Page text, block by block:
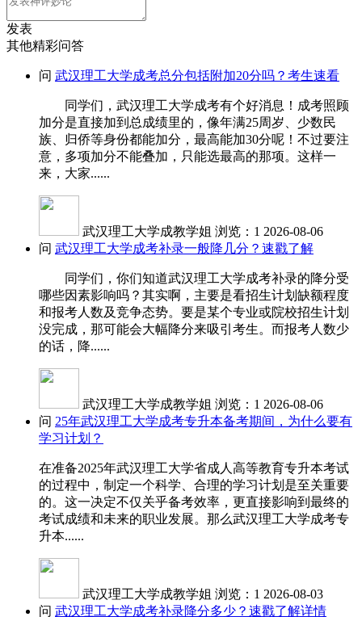
发表
其他精彩问答
问 武汉理工大学成考总分包括附加20分吗？考生速看
同学们，武汉理工大学成考有个好消息！成考照顾
加分是直接加到总成绩里的，像年满25周岁、少数民
族、归侨等身份都能加分，最高能加30分呢！不过要注
意，多项加分不能叠加，只能选最高的那项。这样一
来，大家......
武汉理工大学成教学姐 浏览：1 2026-08-06
问 武汉理工大学成考补录一般降几分？速戳了解
同学们，你们知道武汉理工大学成考补录的降分受
哪些因素影响吗？其实啊，主要是看招生计划缺额程度
和报考人数及竞争态势。要是某个专业或院校招生计划
没完成，那可能会大幅降分来吸引考生。而报考人数少
的话，降......
武汉理工大学成教学姐 浏览：1 2026-08-06
问 25年武汉理工大学成考专升本备考期间，为什么要有
学习计划？
在准备2025年武汉理工大学省成人高等教育专升本考试
的过程中，制定一个科学、合理的学习计划是至关重要
的。这一决定不仅关乎备考效率，更直接影响到最终的
考试成绩和未来的职业发展。那么武汉理工大学成考专
升本......
武汉理工大学成教学姐 浏览：1 2026-08-03
问 武汉理工大学成考补录降分多少？速戳了解详情